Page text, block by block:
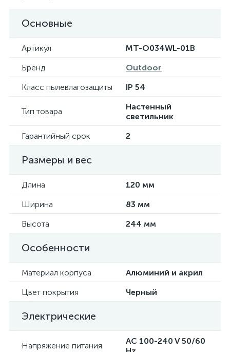
Основные
Артикул
MT-O034WL-01B
Бренд
Outdoor
Класс пылевлагозащиты
IP 54
Тип товара
Настенный
светильник
Гарантийный срок
2
Размеры и вес
Длина
120 мм
Ширина
83 мм
Высота
244 мм
Особенности
Материал корпуса
Алюминий и акрил
Цвет покрытия
Черный
Электрические
Напряжение питания
AC 100-240 V 50/60